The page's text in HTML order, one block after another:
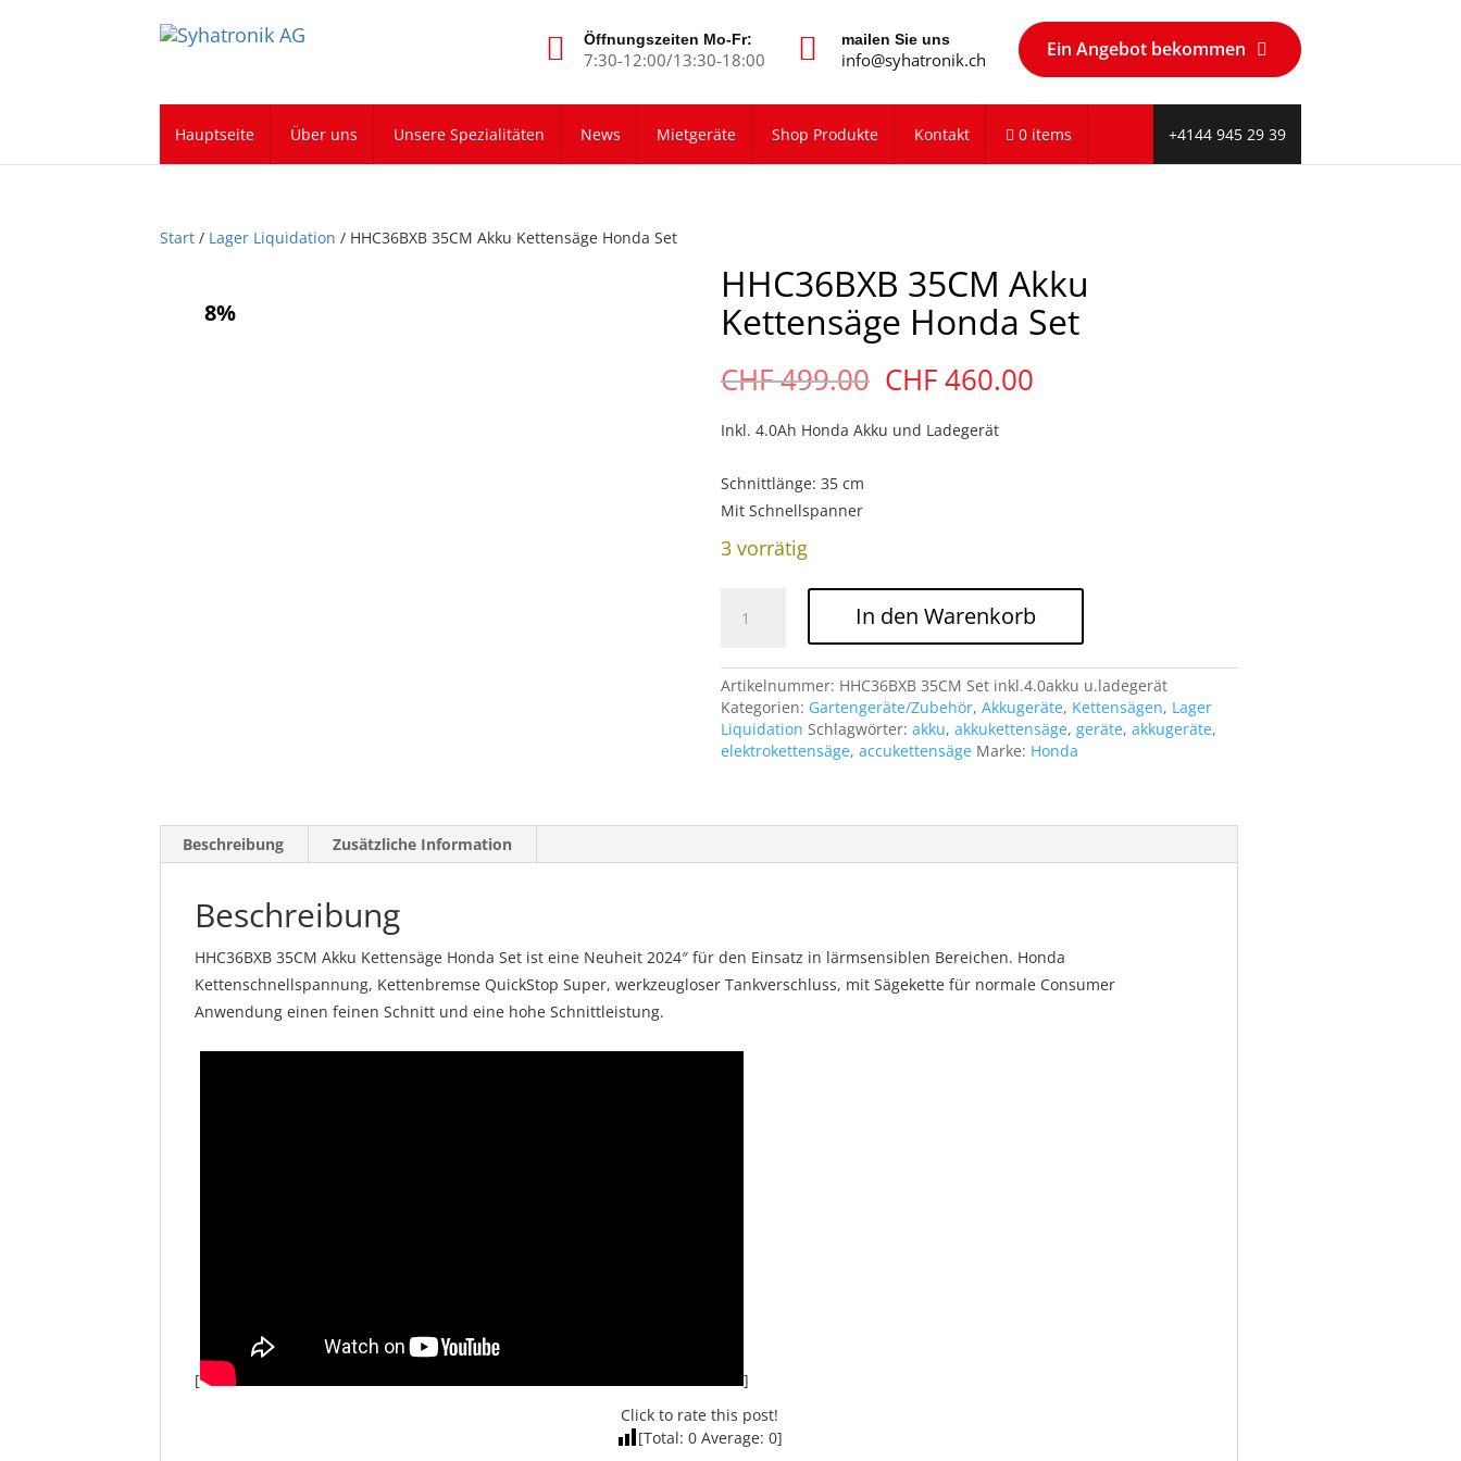
Öffnungszeiten Mo-Fr:
7:30-12:00/13:30-18:00
mailen Sie uns
info@syhatronik.ch Ein Angebot bekommen
Hauptseite Über uns Unsere Spezialitäten News Mietgeräte Shop Produkte Kontakt +4144 945 29 39
0 items
Start / Lager Liquidation / HHC36BXB 35CM Akku Kettensäge Honda Set
8%
HHC36BXB 35CM Akku
Kettensäge Honda Set
CHF499.00 Ursprünglicher
war:
CHF460.00Aktueller
Inkl. 4.0Ah Honda Akku und Ladegerät
Schnittlänge: 35 cm
Mit Schnellspanner
3 vorrätig
35CM
Kettensäge
Honda
Set
Menge
In den Warenkorb
Artikelnummer: HHC36BXB 35CM Set inkl.4.0akku u.ladegerät
Kategorien: Gartengeräte/Zubehör, Akkugeräte, Kettensägen, Lager
Liquidation Schlagwörter: akku, akkukettensäge, geräte, akkugeräte,
elektrokettensäge, accukettensäge Marke: Honda
Beschreibung Zusätzliche Information
Beschreibung
HHC36BXB 35CM Akku Kettensäge Honda Set ist eine Neuheit 2024″ für den Einsatz in lärmsensiblen Bereichen. Honda
Kettenschnellspannung, Kettenbremse QuickStop Super, werkzeugloser Tankverschluss, mit Sägekette für normale Consumer
Anwendung einen feinen Schnitt und eine hohe Schnittleistung.
[
]
Click to rate this post!
[Total: 0Average: 0]